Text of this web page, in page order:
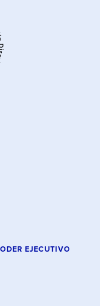
EJECUTIVO